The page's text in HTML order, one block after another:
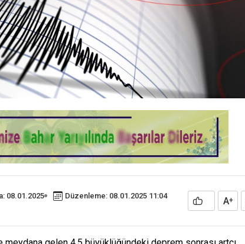
08.01.2025 Düzenleme: 08.01.2025 11:04 A+